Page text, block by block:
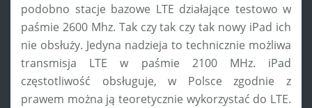
podobno stacje bazowe LTE działające testowo w
paśmie 2600 Mhz. Tak czy tak czy tak nowy iPad ich
nie obsłuży. Jedyna nadzieja to technicznie możliwa
transmisja LTE w paśmie 2100 MHz. iPad
częstotliwość obsługuje, w Polsce zgodnie z
prawem można ją teoretycznie wykorzystać do LTE.